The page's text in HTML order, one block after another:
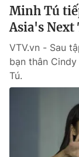
Minh Tú
Asia's Next
VTV.vn - Sau
bạn thân
Tú.